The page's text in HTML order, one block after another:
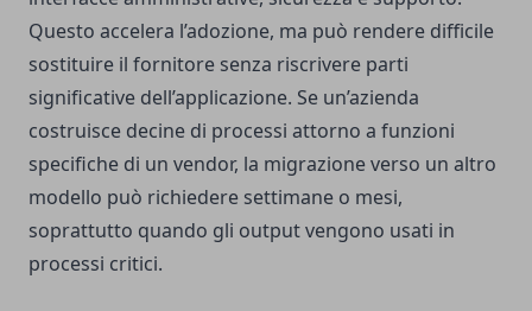
Questo accelera l’adozione, ma può rendere difficile
sostituire il fornitore senza riscrivere parti
significative dell’applicazione. Se un’azienda
costruisce decine di processi attorno a funzioni
specifiche di un vendor, la migrazione verso un altro
modello può richiedere settimane o mesi,
soprattutto quando gli output vengono usati in
processi critici.